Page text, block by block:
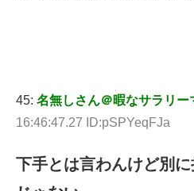
45: 名無しさん＠暇なサラリー
16:46:47.27 ID:pSPYeqFJa
下手とは言わんけど別